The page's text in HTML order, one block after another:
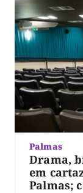
Palmas
Drama,
em
Palmas;